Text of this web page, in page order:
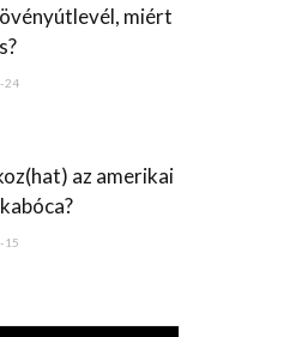
miért
24
az amerikai
15